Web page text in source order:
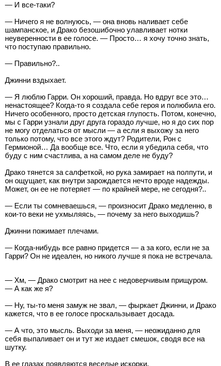
— И все-таки?
— Ничего я не волнуюсь, — она вновь наливает себе
шампанское, и Драко безошибочно улавливает нотки
неуверенности в ее голосе. — Просто… я хочу точно знать,
что поступаю правильно.
— Правильно?..
Джинни вздыхает.
— Я люблю Гарри. Он хороший, правда. Но вдруг все это…
ненастоящее? Когда-то я создала себе героя и полюбила его.
Ничего особенного, просто детская глупость. Потом, конечно,
мы с Гарри узнали друг друга гораздо лучше, но я до сих пор
не могу отделаться от мысли — а если я выхожу за него
только потому, что все этого ждут? Родители, Рон с
Гермионой… Да вообще все. Что, если я убедила себя, что
буду с ним счастлива, а на самом деле не буду?
Драко тянется за салфеткой, но рука замирает на полпути, и
он ощущает, как внутри зарождается нечто вроде надежды.
Может, он ее не потеряет — по крайней мере, не сегодня?..
— Если ты сомневаешься, — произносит Драко медленно, в
кои-то веки не ухмыляясь, — почему за него выходишь?
Джинни пожимает плечами.
— Когда-нибудь все равно придется — а за кого, если не за
Гарри? Он не идеален, но никого лучше я пока не встречала.
— Хм, — Драко смотрит на нее с недоверчивым прищуром.
— А как же я?
— Ну, ты-то меня замуж не звал, — фыркает Джинни, и Драко
кажется, что в ее голосе проскальзывает досада.
— А что, это мысль. Выходи за меня, — неожиданно для
себя выпаливает он и тут же издает смешок, сводя все на
шутку.
В ее глазах появляются веселые искорки.